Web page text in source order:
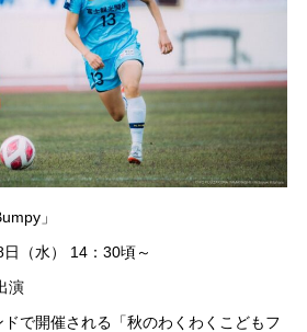
」
日（水） 14：30頃～
演
で開催される「秋のわくわくこどもフ